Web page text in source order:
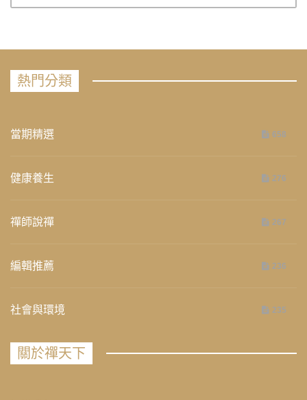
熱門分類
當期精選 658
健康養生 276
禪師說禪 267
編輯推薦 236
社會與環境 235
關於禪天下